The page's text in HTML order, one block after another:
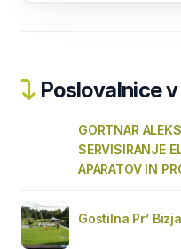
Poslovalnice
GORTNAR
SERVISIRANJE
APARATOV IN
Gostilna Pr’